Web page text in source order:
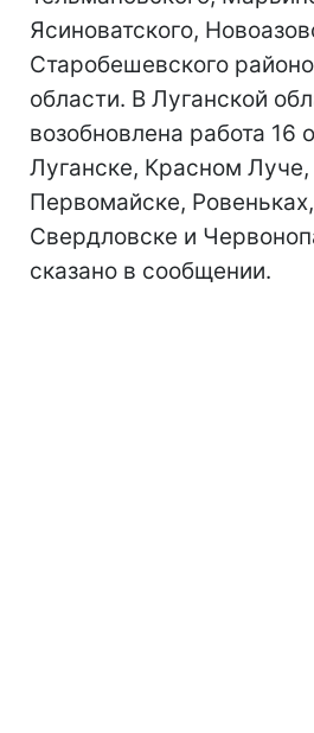
Ясиноватского,
Старобешевского
области. В Луганской
возобновлена работа 16
Луганске, Красном
Первомайске,
Свердловске и
сказано в сообщении.